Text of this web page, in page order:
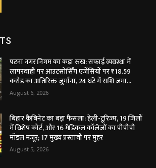
पटना नगर निगम का कड़ा रुख: सफाई व्यवस्था में
लापरवाही पर आउटसोर्सिंग एजेंसियों पर ₹18.59
करोड़ का अतिरिक्त जुर्माना, 24 घंटे में राशि जमा...
August 6, 2026
बिहार कैबिनेट का बड़ा फैसला: हेली-टूरिज्म, 19 जिलों
में विशेष कोर्ट, और 16 मेडिकल कॉलेजों का पीपीपी
मॉडल मंजूर; 17 मुख्य प्रस्तावों पर मुहर
August 5, 2026